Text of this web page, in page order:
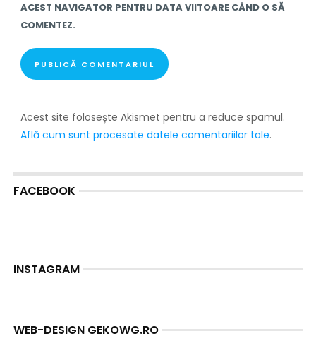
ACEST NAVIGATOR PENTRU DATA VIITOARE CÂND O SĂ
COMENTEZ.
Acest site folosește Akismet pentru a reduce spamul.
Află cum sunt procesate datele comentariilor tale.
FACEBOOK
INSTAGRAM
WEB-DESIGN GEKOWG.RO